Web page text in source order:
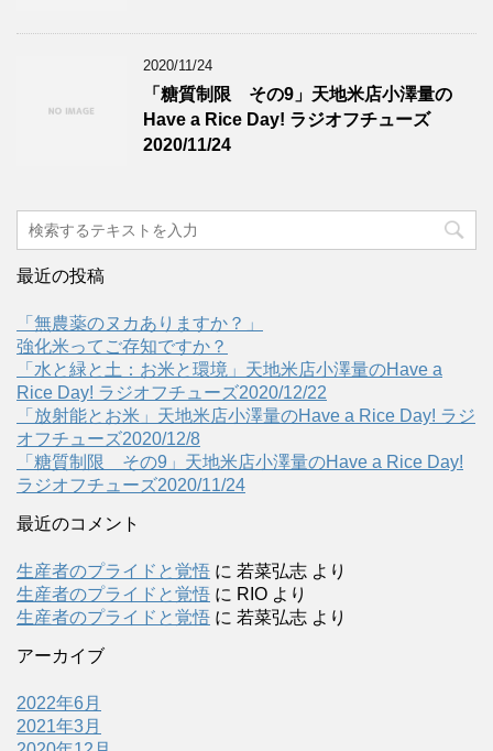
2020/11/24
「糖質制限 その9」天地米店小澤量の
Have a Rice Day! ラジオフチューズ
2020/11/24
最近の投稿
「無農薬のヌカありますか？」
強化米ってご存知ですか？
「水と緑と土：お米と環境」天地米店小澤量のHave a
Rice Day! ラジオフチューズ2020/12/22
「放射能とお米」天地米店小澤量のHave a Rice Day! ラジ
オフチューズ2020/12/8
「糖質制限 その9」天地米店小澤量のHave a Rice Day!
ラジオフチューズ2020/11/24
最近のコメント
生産者のプライドと覚悟 に 若菜弘志 より
生産者のプライドと覚悟 に RIO より
生産者のプライドと覚悟 に 若菜弘志 より
アーカイブ
2022年6月
2021年3月